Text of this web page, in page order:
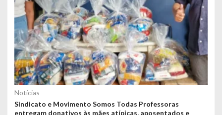
Notícias
Sindicato e Movimento Somos Todas Professoras
entregam donativos às mães atípicas, aposentados e